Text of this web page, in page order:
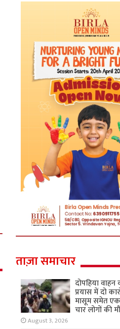
ताज़ा समाचार
दोपहिया
प्रयास में दो
मासूम समेत एक
चार लोगों की
August 3, 2026